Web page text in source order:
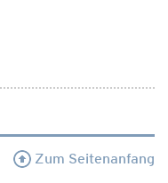
Zum Seitenanfang